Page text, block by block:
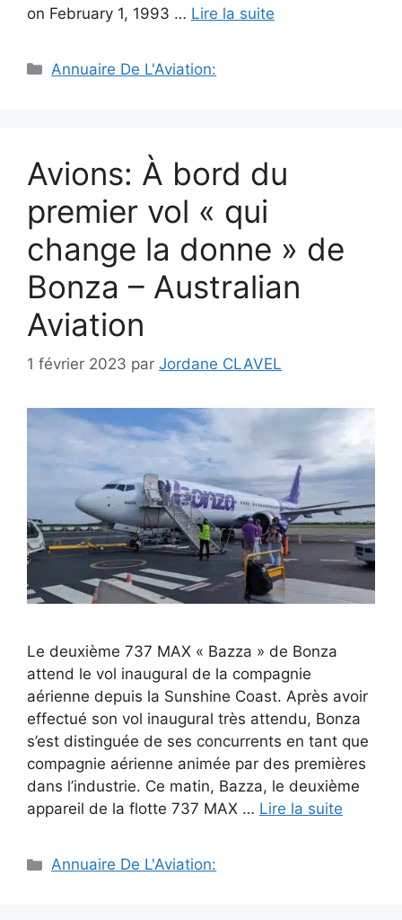
on February 1, 1993 … Lire la suite
Catégories
Annuaire De L'Aviation:
Avions: À bord du
premier vol « qui
change la donne » de
Bonza – Australian
Aviation
1 février 2023 par Jordane CLAVEL
Le deuxième 737 MAX « Bazza » de Bonza
attend le vol inaugural de la compagnie
aérienne depuis la Sunshine Coast. Après avoir
effectué son vol inaugural très attendu, Bonza
s’est distinguée de ses concurrents en tant que
compagnie aérienne animée par des premières
dans l’industrie. Ce matin, Bazza, le deuxième
appareil de la flotte 737 MAX … Lire la suite
Catégories
Annuaire De L'Aviation: